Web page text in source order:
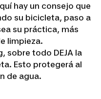
hay un consejo que
su bicicleta, paso a
su práctica, más
limpieza.
sobre todo DEJA la
Esto protegerá al
de agua.